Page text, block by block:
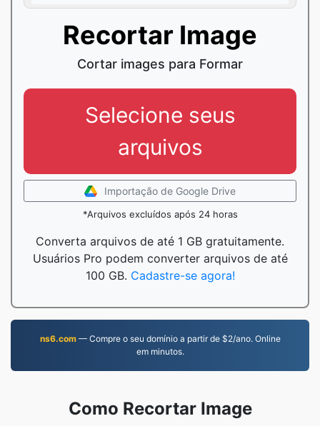
Recortar Image
Cortar images para Formar
Selecione seus
arquivos
Importação de Google Drive
*Arquivos excluídos após 24 horas
Converta arquivos de até 1 GB gratuitamente.
Usuários Pro podem converter arquivos de até
100 GB. Cadastre-se agora!
ns6.com— Compre o seu domínio a partir de $2/ano. Online
em minutos.
Como Recortar Image